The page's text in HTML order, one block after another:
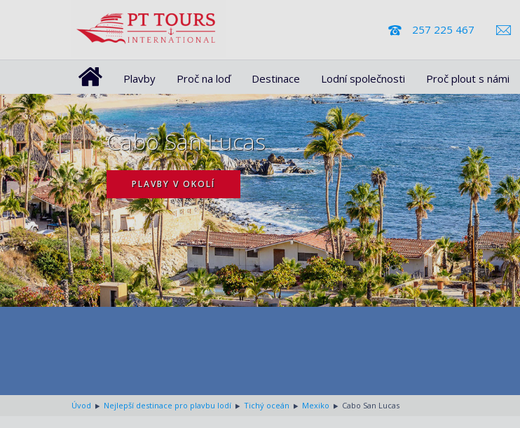
257 225 467
Plavby Proč na loď Destinace Lodní společnosti Proč plout s námi
Cabo San Lucas
PLAVBY V OKOLÍ
Úvod Nejlepší destinace pro plavbu lodí Tichý oceán Mexiko Cabo San Lucas